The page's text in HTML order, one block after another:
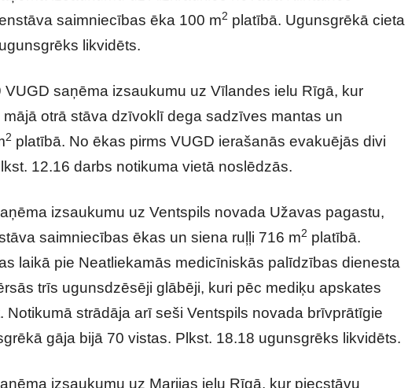
saimniecības ēka 100 m2 platībā. Ugunsgrēkā cieta
likvidēts.
VUGD saņēma izsaukumu uz Vīlandes ielu Rīgā, kur
otrā stāva dzīvoklī dega sadzīves mantas un
2 platībā. No ēkas pirms VUGD ierašanās evakuējās divi
12.16 darbs notikuma vietā noslēdzās.
izsaukumu uz Ventspils novada Užavas pagastu,
saimniecības ēkas un siena ruļļi 716 m2 platībā.
laikā pie Neatliekamās medicīniskās palīdzības dienesta
trīs ugunsdzēsēji glābēji, kuri pēc mediķu apskates
Notikumā strādāja arī seši Ventspils novada brīvprātīgie
gāja bijā 70 vistas. Plkst. 18.18 ugunsgrēks likvidēts.
izsaukumu uz Marijas ielu Rīgā, kur piecstāvu